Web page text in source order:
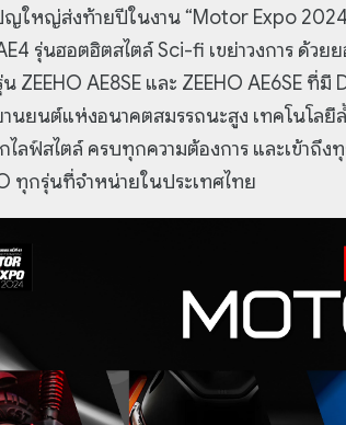
ญใหญ่ส่งท้ายปีในงาน “Motor Expo
รุ่นฮอตฮิตสไตล์ Sci-fi เขย่าวงการ ด้วย
ZEEHO AE8SE และ ZEEHO AE6SE ที่
ยนต์แห่งอนาคตสมรรถนะสูง เทคโนโลยี
ลฟ์สไตล์ ครบทุกความต้องการ และเข้าถึ
ทุกรุ่นที่จำหน่ายในประเทศไทย